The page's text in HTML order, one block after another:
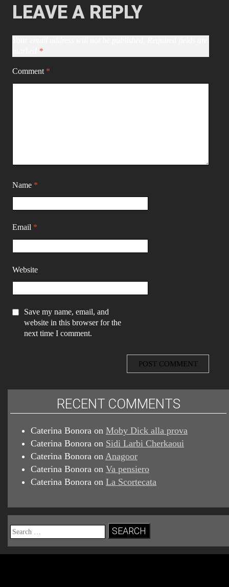
LEAVE A REPLY
*
Comment *
Name *
Email *
Website
Save my name, email, and
website in this browser for the
next time I comment.
RECENT COMMENTS
Caterina Bonora on Moby Dick alla prova
Caterina Bonora on Sidi Larbi Cherkaoui
Caterina Bonora on Anagoor
Caterina Bonora on Va pensiero
Caterina Bonora on La Scortecata
Search
for: